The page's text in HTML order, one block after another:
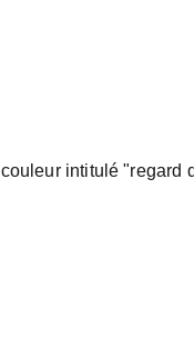
intitulé "regard